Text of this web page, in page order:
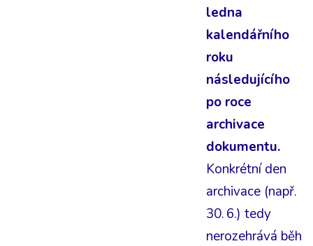
ledna
kalendářního
roku
následujícího
po roce
archivace
dokumentu.
Konkrétní den
archivace (např.
30. 6.) tedy
nerozehrává běh